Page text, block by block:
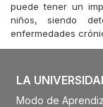
puede tener un
niños, siendo
enfermedades
LA
Modo de